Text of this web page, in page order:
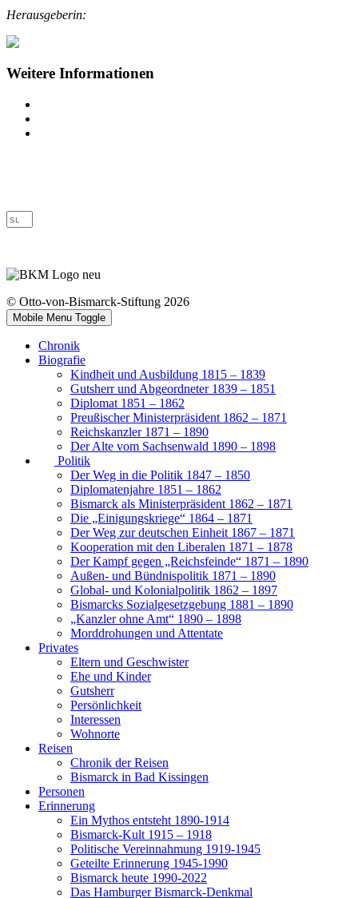
Herausgeberin:
Weitere Informationen
© Otto-von-Bismarck-Stiftung 2026
Mobile Menu Toggle
Chronik
Biografie
Kindheit und Ausbildung 1815 – 1839
Gutsherr und Abgeordneter 1839 – 1851
Diplomat 1851 – 1862
Preußischer Ministerpräsident 1862 – 1871
Reichskanzler 1871 – 1890
Der Alte vom Sachsenwald 1890 – 1898
Politik
Der Weg in die Politik 1847 – 1850
Diplomatenjahre 1851 – 1862
Bismarck als Ministerpräsident 1862 – 1871
Die „Einigungskriege“ 1864 – 1871
Der Weg zur deutschen Einheit 1867 – 1871
Kooperation mit den Liberalen 1871 – 1878
Der Kampf gegen „Reichsfeinde“ 1871 – 1890
Außen- und Bündnispolitik 1871 – 1890
Global- und Kolonialpolitik 1862 – 1897
Bismarcks Sozialgesetzgebung 1881 – 1890
„Kanzler ohne Amt“ 1890 – 1898
Morddrohungen und Attentate
Privates
Eltern und Geschwister
Ehe und Kinder
Gutsherr
Persönlichkeit
Interessen
Wohnorte
Reisen
Chronik der Reisen
Bismarck in Bad Kissingen
Personen
Erinnerung
Ein Mythos entsteht 1890-1914
Bismarck-Kult 1915 – 1918
Politische Vereinnahmung 1919-1945
Geteilte Erinnerung 1945-1990
Bismarck heute 1990-2022
Das Hamburger Bismarck-Denkmal